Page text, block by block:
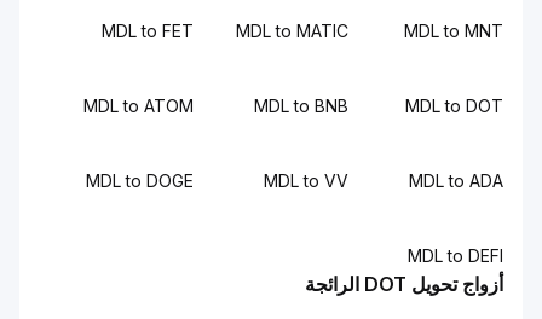
MDL to MNT
MDL to MATIC
MDL to FET
MDL to DOT
MDL to BNB
MDL to ATOM
MDL to ADA
MDL to VV
MDL to DOGE
MDL to DEFI
أزواج تحويل DOT الرائجة